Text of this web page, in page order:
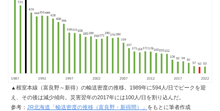
▲根室本線（富良野～新得）の輸送密度の推移。1989年に594人/日でピークを迎
え、その後は減少傾向。災害翌年の2017年には100人/日を割り込んだ。
参考： JR北海道「輸送密度の推移（富良野・新得間）」 をもとに筆者作成